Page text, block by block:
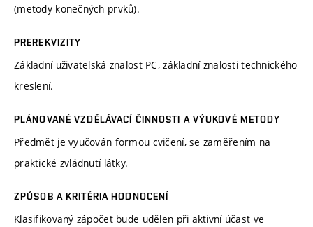
(metody konečných prvků).
PREREKVIZITY
Základní uživatelská znalost PC, základní znalosti technického
kreslení.
PLÁNOVANÉ VZDĚLÁVACÍ ČINNOSTI A VÝUKOVÉ METODY
Předmět je vyučován formou cvičení, se zaměřením na
praktické zvládnutí látky.
ZPŮSOB A KRITÉRIA HODNOCENÍ
Klasifikovaný zápočet bude udělen při aktivní účast ve